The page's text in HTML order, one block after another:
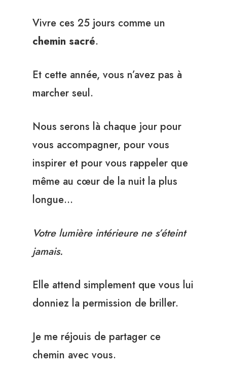
Vivre ces 25 jours comme un
chemin sacré.
Et cette année, vous n’avez pas à
marcher seul.
Nous serons là chaque jour pour
vous accompagner, pour vous
inspirer et pour vous rappeler que
même au cœur de la nuit la plus
longue…
Votre lumière intérieure ne s’éteint
jamais.
Elle attend simplement que vous lui
donniez la permission de briller.
Je me réjouis de partager ce
chemin avec vous.